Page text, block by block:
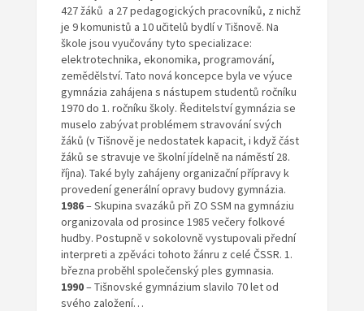
427 žáků a 27 pedagogických pracovníků, z nichž
je 9 komunistů a 10 učitelů bydlí v Tišnově. Na
škole jsou vyučovány tyto specializace:
elektrotechnika, ekonomika, programování,
zemědělství. Tato nová koncepce byla ve výuce
gymnázia zahájena s nástupem studentů ročníku
1970 do 1. ročníku školy. Ředitelství gymnázia se
muselo zabývat problémem stravování svých
žáků (v Tišnově je nedostatek kapacit, i když část
žáků se stravuje ve školní jídelně na náměstí 28.
října). Také byly zahájeny organizační přípravy k
provedení generální opravy budovy gymnázia.
1986– Skupina svazáků při ZO SSM na gymnáziu
organizovala od prosince 1985 večery folkové
hudby. Postupně v sokolovně vystupovali přední
interpreti a zpěváci tohoto žánru z celé ČSSR. 1.
března proběhl společenský ples gymnasia.
1990– Tišnovské gymnázium slavilo 70 let od
svého založení…